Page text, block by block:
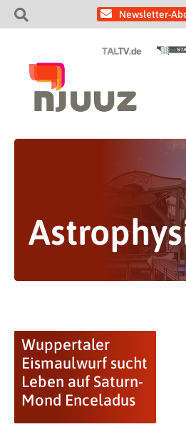
Newsletter-
Wuppertaler
Eismaulwurf sucht
Leben auf Saturn-
Mond Enceladus